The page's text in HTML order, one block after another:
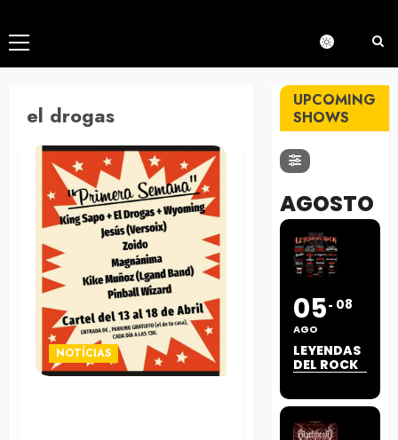
Menú
principal
el drogas
NOTÍCIAS
UPCOMING
SHOWS
AGOSTO
05
AGO
08
LEYENDAS
DEL ROCK